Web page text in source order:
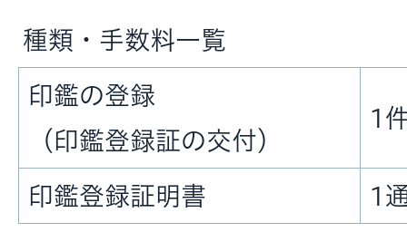
種類・手数料一覧
印鑑の登録
（印鑑登録証の交付）
1
印鑑登録証明書 1